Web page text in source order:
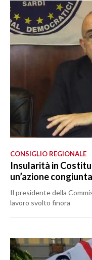
CONSIGLIO REGIONALE
Insularità in
un’azione
Il presidente della
lavoro svolto finora